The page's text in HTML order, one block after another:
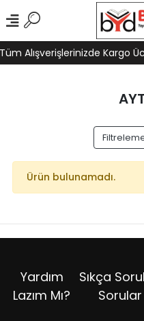
Alışverişlerinizde Kargo
Ürün bulunamadı.
Yardım
Lazım Mı?
Sıkça
Sorular